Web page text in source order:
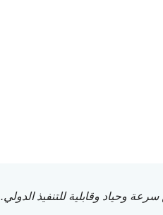
وحياد وقابلية للتنفيذ الدولي.